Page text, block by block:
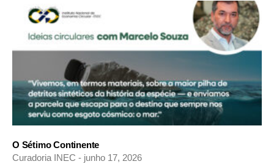
O Sétimo Continente
Curadoria INEC junho 17, 2026